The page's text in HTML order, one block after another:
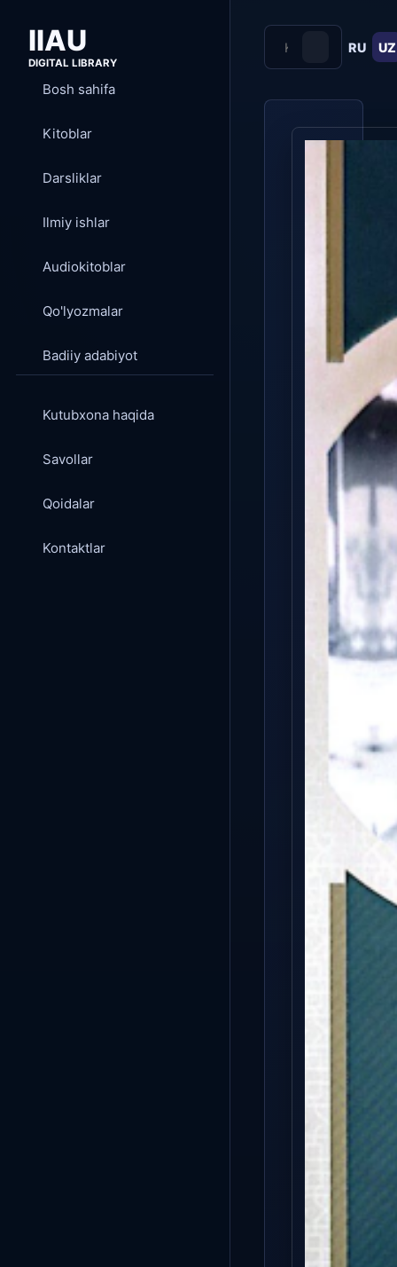
IIAU
DIGITAL LIBRARY
Bosh sahifa
Kitoblar
Darsliklar
Ilmiy ishlar
Audiokitoblar
Qo'lyozmalar
Badiiy adabiyot
Kutubxona haqida
Savollar
Qoidalar
Kontaktlar
RU UZ